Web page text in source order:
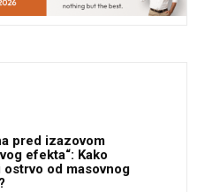
pred izazovom
efekta“: Kako
ostrvo od masovnog